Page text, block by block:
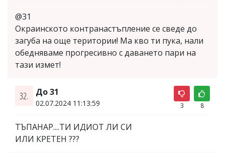
@31
Окраинското контранастъпление се сведе до
загуба на още територии! Ма кво ти пука, нали
обедняваме прогресивно с даването пари на
тази измет!
32. До 31
02.07.2024 11:13:59 3 8
ТЪПАНАР....ТИ ИДИОТ ЛИ СИ
ИЛИ КРЕТЕН ???